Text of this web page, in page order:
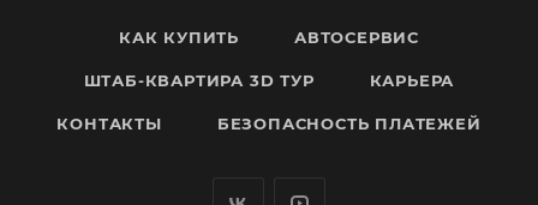
КАК КУПИТЬ АВТОСЕРВИС
ШТАБ-КВАРТИРА 3D ТУР КАРЬЕРА
КОНТАКТЫ БЕЗОПАСНОСТЬ ПЛАТЕЖЕЙ